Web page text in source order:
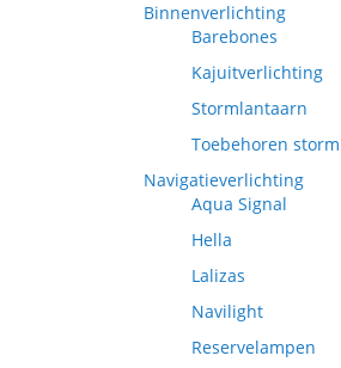
Binnenverlichting
Barebones
Kajuitverlichting
Stormlantaarn
Toebehoren
Navigatieverlichting
Aqua Signal
Hella
Lalizas
Navilight
Reservelampen